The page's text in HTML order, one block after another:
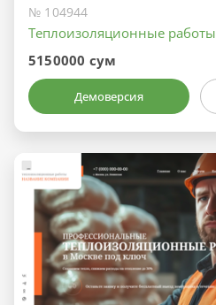
№ 104944
Теплоизоляционные работы
5150000 сум
Демоверсия